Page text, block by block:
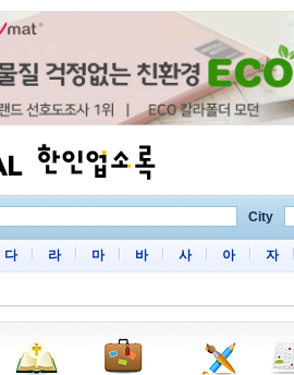
City
다 라 마 바 사 아 자